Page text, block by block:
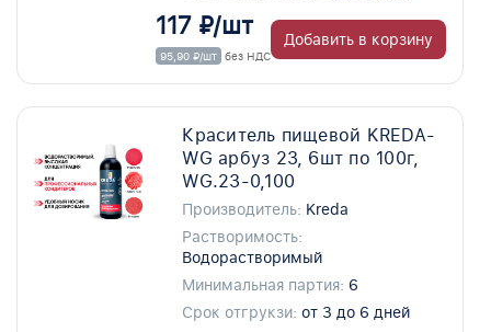
117 ₽/шт
95,90 ₽/шт без НДС
Добавить в корзину
Краситель пищевой KREDA-
WG арбуз 23, 6шт по 100г,
WG.23-0,100
Производитель: Kreda
Растворимость:
Водорастворимый
Минимальная партия: 6
Срок отгрукзи: от 3 до 6 дней